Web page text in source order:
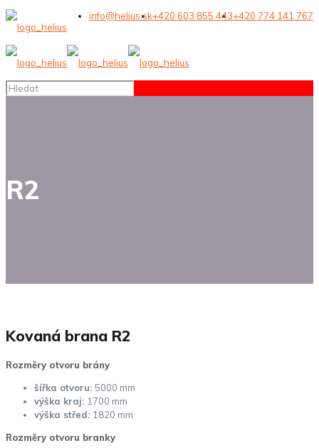
+420 774 141 767
+420 603 855 443
info@helius.sk
R2
Kovaná brana R2
Rozměry otvoru brány
šířka otvoru: 5000 mm
výška kraj: 1700 mm
výška střed: 1820 mm
Rozměry otvoru branky